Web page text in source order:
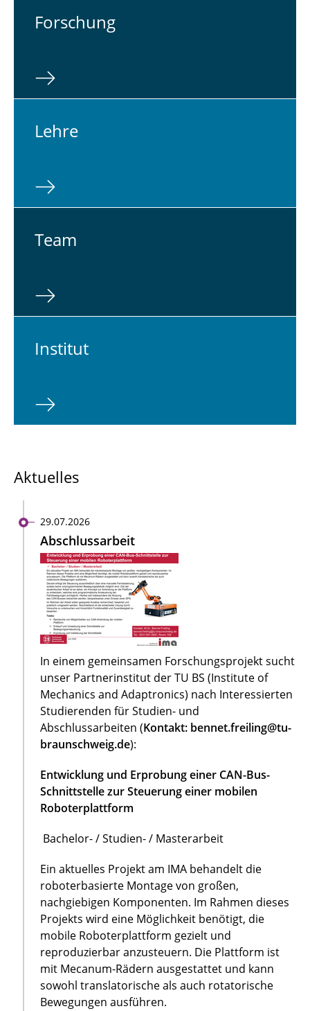
For­schung
Lehre
Team
In­sti­tut
Aktuelles
29.07.2026
Abschlussarbeit
In einem gemeinsamen Forschungsprojekt sucht
unser Partnerinstitut der TU BS (Institute of
Mechanics and Adaptronics) nach Interessierten
Studierenden für Studien- und
Abschlussarbeiten (Kontakt: bennet.freiling@tu-
braunschweig.de):
Entwicklung und Erprobung einer CAN-Bus-
Schnittstelle zur Steuerung einer mobilen
Roboterplattform
Bachelor- / Studien- / Masterarbeit
Ein aktuelles Projekt am IMA behandelt die
roboterbasierte Montage von großen,
nachgiebigen Komponenten. Im Rahmen dieses
Projekts wird eine Möglichkeit benötigt, die
mobile Roboterplattform gezielt und
reproduzierbar anzusteuern. Die Plattform ist
mit Mecanum-Rädern ausgestattet und kann
sowohl translatorische als auch rotatorische
Bewegungen ausführen.